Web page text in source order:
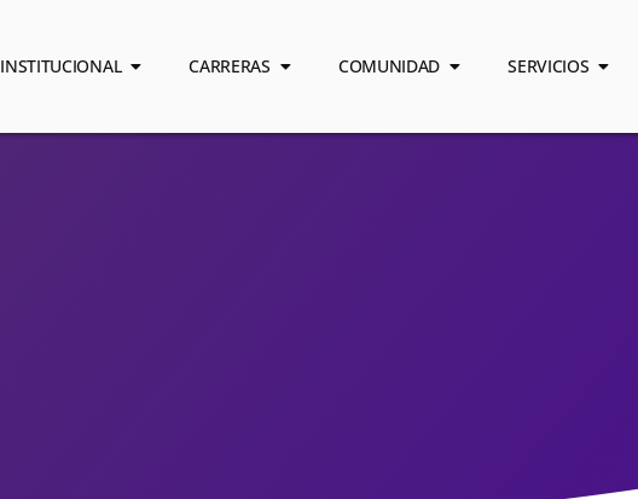
INSTITUCIONAL CARRERAS COMUNIDAD SERVICIOS